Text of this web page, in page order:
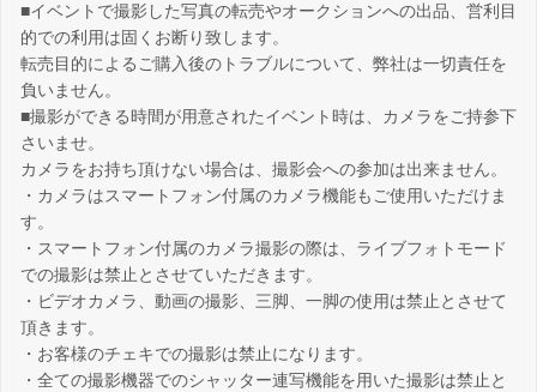
■イベントで撮影した写真の転売やオークションへの出品、営利目
的での利用は固くお断り致します。
転売目的によるご購入後のトラブルについて、弊社は一切責任を
負いません。
■撮影ができる時間が用意されたイベント時は、カメラをご持参下
さいませ。
カメラをお持ち頂けない場合は、撮影会への参加は出来ません。
・カメラはスマートフォン付属のカメラ機能もご使用いただけま
す。
・スマートフォン付属のカメラ撮影の際は、ライブフォトモード
での撮影は禁止とさせていただきます。
・ビデオカメラ、動画の撮影、三脚、一脚の使用は禁止とさせて
頂きます。
・お客様のチェキでの撮影は禁止になります。
・全ての撮影機器でのシャッター連写機能を用いた撮影は禁止と